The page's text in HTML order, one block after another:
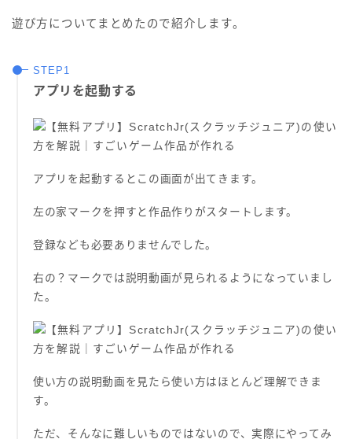
遊び方についてまとめたので紹介します。
アプリを起動する
アプリを起動するとこの画面が出てきます。
左の家マークを押すと作品作りがスタートします。
登録なども必要ありませんでした。
右の？マークでは説明動画が見られるようになっていまし
た。
使い方の説明動画を見たら使い方はほとんど理解できま
す。
ただ、そんなに難しいものではないので、実際にやってみ